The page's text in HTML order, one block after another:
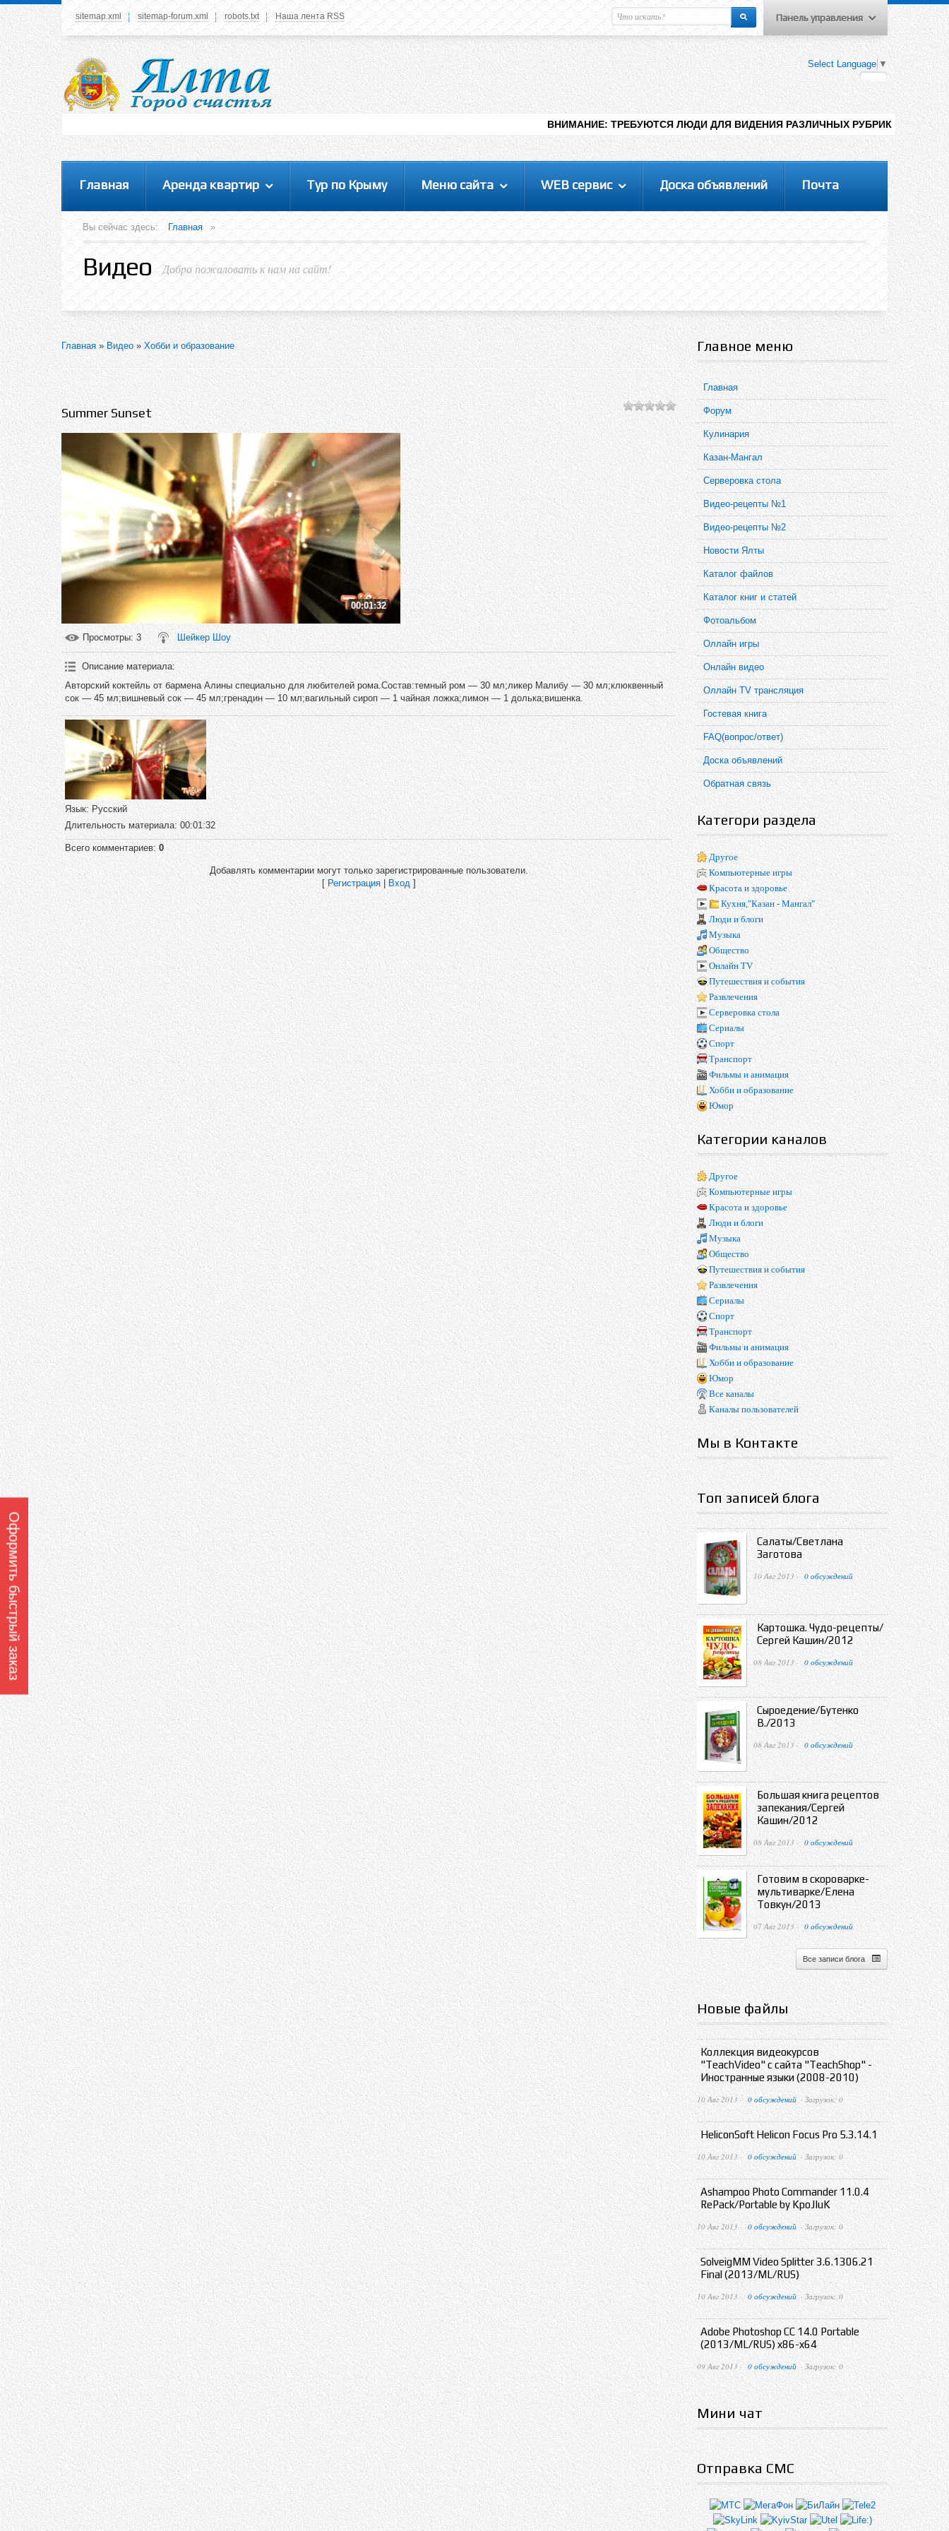
У вас нет прав просматривать данное меню,
пожалуйста, войдите на сайт под своим
логином или зарегестрируйтесь! Это позволит
вам пользоваться всеми функциями нашего
Здравствуйте уважаемыйГость. Чтобы
пользоваться данной панелью
управления, вам необходимо
авторизоваться на сайте под своим
логином, либо пройти регистрацию.
Меню пользователя
Вход на сайт
Регистрация
Панель управления
sitemap.xml sitemap-forum.xml robots.txt Наша лента RSS
Select Language ▼
ВНИМАНИЕ: ТРЕБУЮТСЯ ЛЮДИ ДЛЯ ВИДЕНИЯ РАЗЛИЧНЫХ РУБРИК НА САЙТЕ ,
Главная Аренда квартир Тур по Крыму Меню сайта WEB сервис Доска объявлений Почта
Вы сейчас здесь: Главная »
Видео Добро пожаловать к нам на сайт!
Главная»Видео»Хобби и образование
Summer Sunset
00:01:32
Просмотры: 3 Шейкер Шоу
Описание материала:
Авторский коктейль от бармена Алины специально для любителей рома.Состав:темный ром — 30 мл;ликер Малибу — 30 мл;клюквенный
сок — 45 мл;вишневый сок — 45 мл;гренадин — 10 мл;вагильный сироп — 1 чайная ложка;лимон — 1 долька;вишенка.
Язык: Русский
Длительность материала: 00:01:32
Всего комментариев:0
Добавлять комментарии могут только зарегистрированные пользователи.
[Регистрация|Вход]
Главное меню
Главная
Форум
Кулинария
Казан-Мангал
Серверовка стола
Видео-рецепты №1
Видео-рецепты №2
Новости Ялты
Каталог файлов
Каталог книг и статей
Фотоальбом
Оллайн игры
Онлайн видео
Оллайн TV трансляция
Гостевая книга
FAQ(вопрос/ответ)
Доска объявлений
Обратная связь
Категори раздела
Другое
Компьютерные игры
Красота и здоровье
Кухня,"Казан - Мангал"
Люди и блоги
Музыка
Общество
Онлайн TV
Путешествия и события
Развлечения
Серверовка стола
Сериалы
Спорт
Транспорт
Фильмы и анимация
Хобби и образование
Юмор
Категории каналов
Другое
Компьютерные игры
Красота и здоровье
Люди и блоги
Музыка
Общество
Путешествия и события
Развлечения
Сериалы
Спорт
Транспорт
Фильмы и анимация
Хобби и образование
Юмор
Все каналы
Каналы пользователей
Мы в Контакте
Топ записей блога
Салаты/Светлана
Заготова
10 Авг 2013 · 0 обсуждений
Картошка. Чудо-рецепты/
Сергей Кашин/2012
08 Авг 2013 · 0 обсуждений
Сыроедение/Бутенко
В./2013
08 Авг 2013 · 0 обсуждений
Большая книга рецептов
запекания/Сергей
Кашин/2012
08 Авг 2013 · 0 обсуждений
Готовим в скороварке-
мультиварке/Елена
Товкун/2013
07 Авг 2013 · 0 обсуждений
Все записи блога
Новые файлы
Коллекция видеокурсов
"TeachVideo" с сайта "TeachShop" -
Иностранные языки (2008-2010)
10 Авг 2013 · 0 обсуждений · Загрузок: 0
HeliconSoft Helicon Focus Pro 5.3.14.1
10 Авг 2013 · 0 обсуждений · Загрузок: 0
Ashampoo Photo Commander 11.0.4
RePack/Portable by KpoJIuK
10 Авг 2013 · 0 обсуждений · Загрузок: 0
SolveigMM Video Splitter 3.6.1306.21
Final (2013/ML/RUS)
10 Авг 2013 · 0 обсуждений · Загрузок: 0
Adobe Photoshop CC 14.0 Portable
(2013/ML/RUS) x86-x64
09 Авг 2013 · 0 обсуждений · Загрузок: 0
Мини чат
Отправка СМС
Оформить быстрый заказ